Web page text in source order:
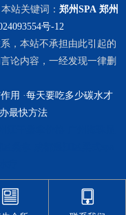
站关键词： 郑州SPA 郑州
号-12
，本站不承担由此引起的
论内容，一经发现一律删
用 ·每天要吃多少碳水才
最快方法